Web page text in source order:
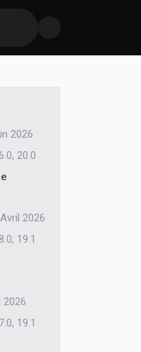
2026
20.0
2026
19.1
2026
19.1